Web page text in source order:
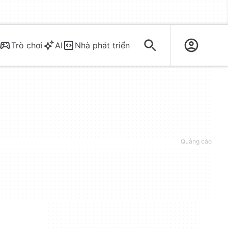
Trò chơi AI Nhà phát triển